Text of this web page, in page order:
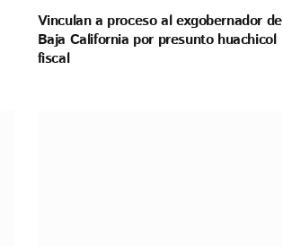
Vinculan a proceso al exgobernador de
Baja California por presunto huachicol
fiscal